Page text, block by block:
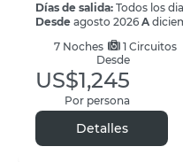
Días de salida: Todos los
Desde agosto 2026 A
7 Noches 1 Circuitos
Desde
US$1,245
Por persona
Detalles